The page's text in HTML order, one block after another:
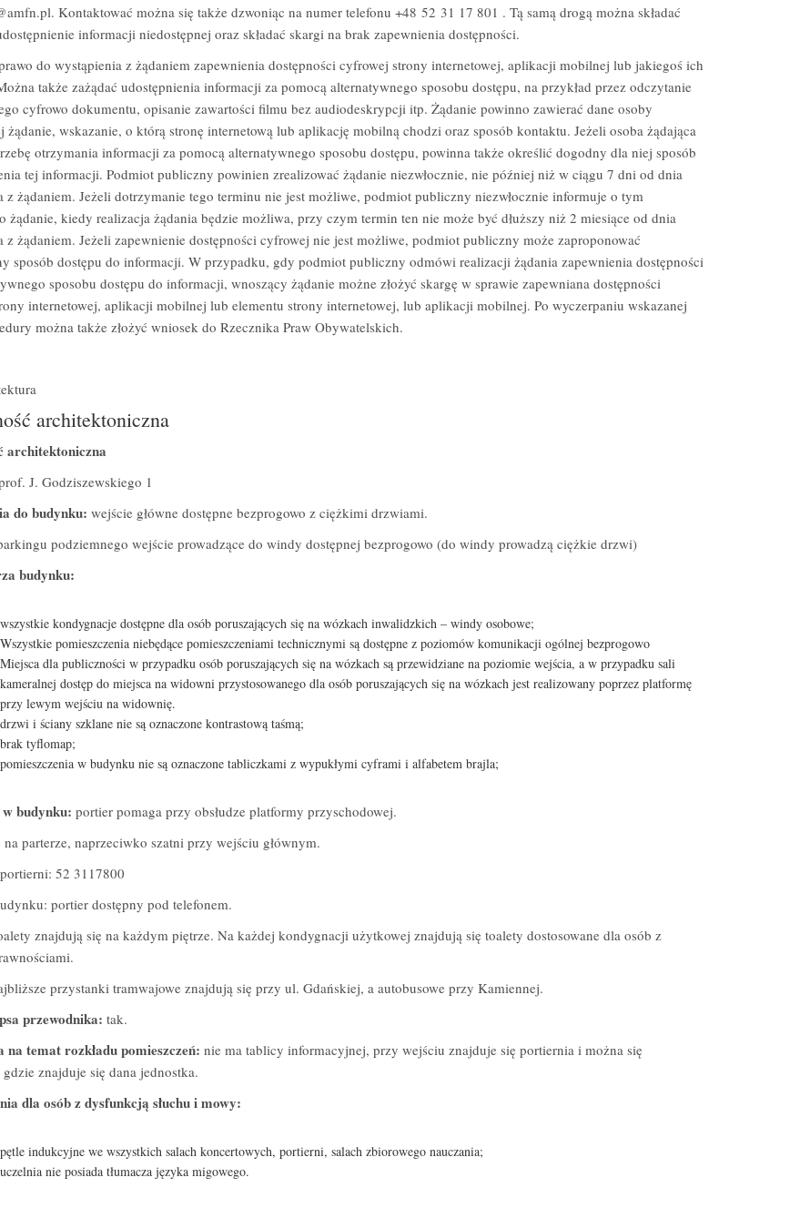
. Kontaktować można się także dzwoniąc na numer telefonu +48 52 31 17 801 . Tą samą drogą można składać
informacji niedostępnej oraz składać skargi na brak zapewnienia dostępności.
do wystąpienia z żądaniem zapewnienia dostępności cyfrowej strony internetowej, aplikacji mobilnej lub jakiegoś ich
także zażądać udostępnienia informacji za pomocą alternatywnego sposobu dostępu, na przykład przez odczytanie
cyfrowo dokumentu, opisanie zawartości filmu bez audiodeskrypcji itp. Żądanie powinno zawierać dane osoby
żądanie, wskazanie, o którą stronę internetową lub aplikację mobilną chodzi oraz sposób kontaktu. Jeżeli osoba żądająca
otrzymania informacji za pomocą alternatywnego sposobu dostępu, powinna także określić dogodny dla niej sposób
tej informacji. Podmiot publiczny powinien zrealizować żądanie niezwłocznie, nie później niż w ciągu 7 dni od dnia
z żądaniem. Jeżeli dotrzymanie tego terminu nie jest możliwe, podmiot publiczny niezwłocznie informuje o tym
żądanie, kiedy realizacja żądania będzie możliwa, przy czym termin ten nie może być dłuższy niż 2 miesiące od dnia
z żądaniem. Jeżeli zapewnienie dostępności cyfrowej nie jest możliwe, podmiot publiczny może zaproponować
sposób dostępu do informacji. W przypadku, gdy podmiot publiczny odmówi realizacji żądania zapewnienia dostępności
sposobu dostępu do informacji, wnoszący żądanie możne złożyć skargę w sprawie zapewniana dostępności
internetowej, aplikacji mobilnej lub elementu strony internetowej, lub aplikacji mobilnej. Po wyczerpaniu wskazanej
można także złożyć wniosek do Rzecznika Praw Obywatelskich.
architektoniczna
architektoniczna
J. Godziszewskiego 1
do budynku: wejście główne dostępne bezprogowo z ciężkimi drzwiami.
podziemnego wejście prowadzące do windy dostępnej bezprogowo (do windy prowadzą ciężkie drzwi)
budynku:
wszystkie kondygnacje dostępne dla osób poruszających się na wózkach inwalidzkich – windy osobowe;
Wszystkie pomieszczenia niebędące pomieszczeniami technicznymi są dostępne z poziomów komunikacji ogólnej bezprogowo
Miejsca dla publiczności w przypadku osób poruszających się na wózkach są przewidziane na poziomie wejścia, a w przypadku sali
kameralnej dostęp do miejsca na widowni przystosowanego dla osób poruszających się na wózkach jest realizowany poprzez platformę
przy lewym wejściu na widownię.
drzwi i ściany szklane nie są oznaczone kontrastową taśmą;
brak tyflomap;
pomieszczenia w budynku nie są oznaczone tabliczkami z wypukłymi cyframi i alfabetem brajla;
budynku: portier pomaga przy obsłudze platformy przyschodowej.
na parterze, naprzeciwko szatni przy wejściu głównym.
52 3117800
portier dostępny pod telefonem.
znajdują się na każdym piętrze. Na każdej kondygnacji użytkowej znajdują się toalety dostosowane dla osób z
przystanki tramwajowe znajdują się przy ul. Gdańskiej, a autobusowe przy Kamiennej.
przewodnika: tak.
temat rozkładu pomieszczeń: nie ma tablicy informacyjnej, przy wejściu znajduje się portiernia i można się
znajduje się dana jednostka.
dla osób z dysfunkcją słuchu i mowy:
pętle indukcyjne we wszystkich salach koncertowych, portierni, salach zbiorowego nauczania;
uczelnia nie posiada tłumacza języka migowego.